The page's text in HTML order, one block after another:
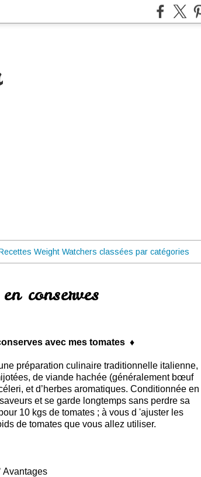
Weight Watchers classées par catégories
conserves
avec mes tomates ♦
préparation culinaire traditionnelle italienne,
de viande hachée (généralement bœuf
et d’herbes aromatiques. Conditionnée en
et se garde longtemps sans perdre sa
10 kgs de tomates ; à vous d 'ajuster les
de tomates que vous allez utiliser.
Avantages